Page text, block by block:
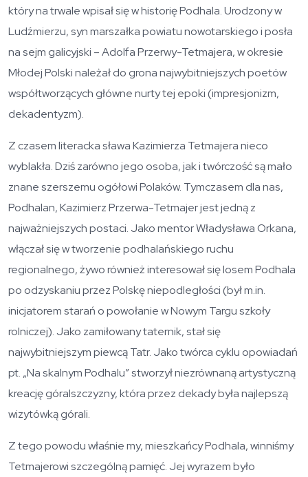
który na trwale wpisał się w historię Podhala. Urodzony w
Ludźmierzu, syn marszałka powiatu nowotarskiego i posła
na sejm galicyjski – Adolfa Przerwy-Tetmajera, w okresie
Młodej Polski należał do grona najwybitniejszych poetów
współtworzących główne nurty tej epoki (impresjonizm,
dekadentyzm).
Z czasem literacka sława Kazimierza Tetmajera nieco
wyblakła. Dziś zarówno jego osoba, jak i twórczość są mało
znane szerszemu ogółowi Polaków. Tymczasem dla nas,
Podhalan, Kazimierz Przerwa-Tetmajer jest jedną z
najważniejszych postaci. Jako mentor Władysława Orkana,
włączał się w tworzenie podhalańskiego ruchu
regionalnego, żywo również interesował się losem Podhala
po odzyskaniu przez Polskę niepodległości (był m.in.
inicjatorem starań o powołanie w Nowym Targu szkoły
rolniczej). Jako zamiłowany taternik, stał się
najwybitniejszym piewcą Tatr. Jako twórca cyklu opowiadań
pt. „Na skalnym Podhalu” stworzył niezrównaną artystyczną
kreację góralszczyzny, która przez dekady była najlepszą
wizytówką górali.
Z tego powodu właśnie my, mieszkańcy Podhala, winniśmy
Tetmajerowi szczególną pamięć. Jej wyrazem było